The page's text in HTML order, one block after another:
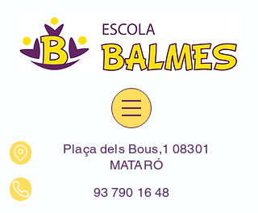
Plaça dels Bous,1 08301
MATARÓ
93 790 16 48